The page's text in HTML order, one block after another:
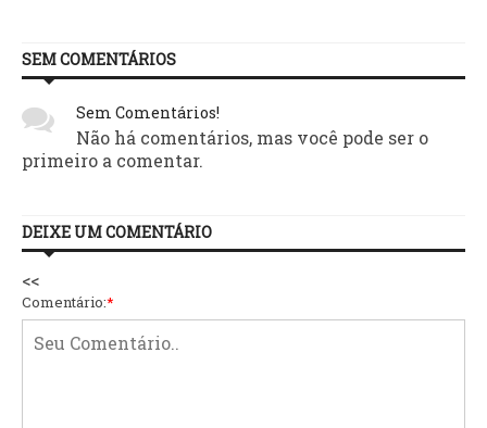
SEM COMENTÁRIOS
Sem Comentários!
Não há comentários, mas você pode ser o
primeiro a comentar.
DEIXE UM COMENTÁRIO
<<
Comentário:*